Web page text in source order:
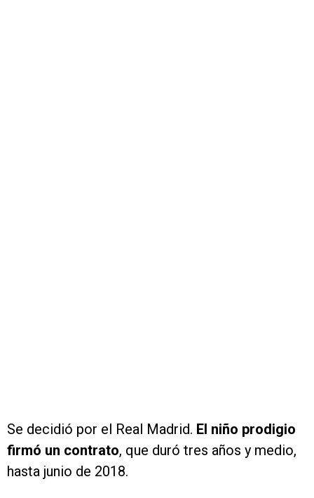
Se decidió por el Real Madrid. El niño prodigio
firmó un contrato, que duró tres años y medio,
hasta junio de 2018.